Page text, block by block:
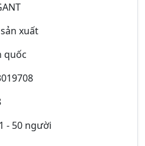
xuất
quốc
- 50 người